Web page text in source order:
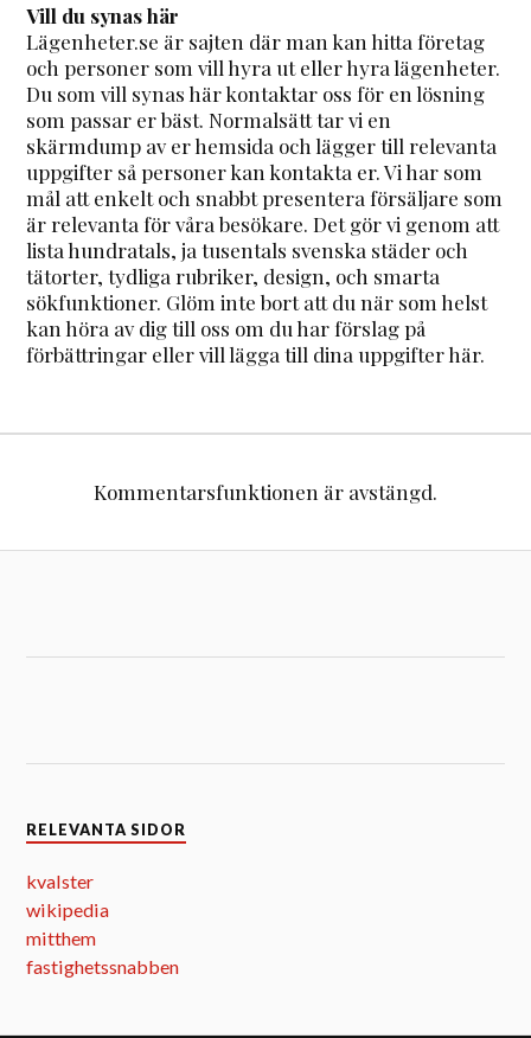
Vill du synas här
Lägenheter.se är sajten där man kan hitta företag
och personer som vill hyra ut eller hyra lägenheter.
Du som vill synas här kontaktar oss för en lösning
som passar er bäst. Normalsätt tar vi en
skärmdump av er hemsida och lägger till relevanta
uppgifter så personer kan kontakta er. Vi har som
mål att enkelt och snabbt presentera försäljare som
är relevanta för våra besökare. Det gör vi genom att
lista hundratals, ja tusentals svenska städer och
tätorter, tydliga rubriker, design, och smarta
sökfunktioner. Glöm inte bort att du när som helst
kan höra av dig till oss om du har förslag på
förbättringar eller vill lägga till dina uppgifter här.
Kommentarsfunktionen är avstängd.
RELEVANTA SIDOR
kvalster
wikipedia
mitthem
fastighetssnabben